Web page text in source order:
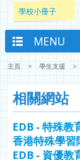
學校小冊子
MENU
主頁 > 學生支援 >
相關網站
EDB - 特殊教
香港特殊學習
EDB - 資優教